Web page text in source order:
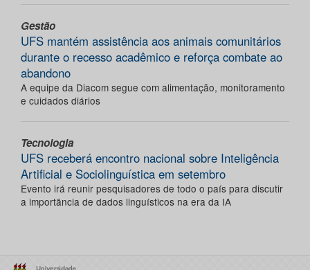
Gestão
UFS mantém assistência aos animais comunitários
durante o recesso acadêmico e reforça combate ao
abandono
A equipe da Diacom segue com alimentação, monitoramento
e cuidados diários
Tecnologia
UFS receberá encontro nacional sobre Inteligência
Artificial e Sociolinguística em setembro
Evento irá reunir pesquisadores de todo o país para discutir
a importância de dados linguísticos na era da IA